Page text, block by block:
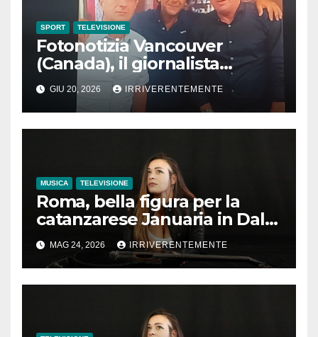
SPORT TELEVISIONE
Fotonotizia Vancouver
(Canada), il giornalista
vibonese Insardà su R2 in
un’immagine con “re Carlo”
(Ancelotti) e lo chef di origini
calabresi Pino Posteraro nel
ristorante canadese di
quest’ultimo
GIU 20, 2026 IRRIVERENTEMENTE
MUSICA TELEVISIONE
Roma, bella figura per la
catanzarese Januaria in Dalla
Strada al Palco
MAG 24, 2026 IRRIVERENTEMENTE